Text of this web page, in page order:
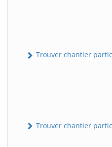
Trouver chantier
Trouver chantier